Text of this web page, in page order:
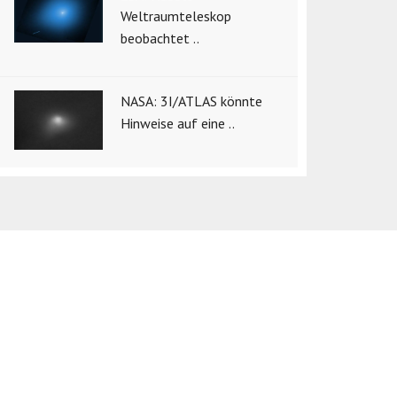
Weltraumteleskop
beobachtet ..
NASA: 3I/ATLAS könnte
Hinweise auf eine ..